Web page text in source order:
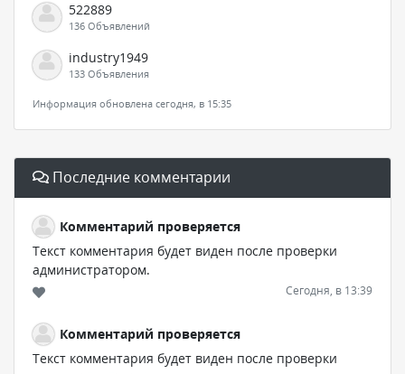
522889
136 Объявлений
industry1949
133 Объявления
Информация обновлена сегодня, в 15:35
Последние комментарии
Комментарий проверяется
Текст комментария будет виден после проверки
администратором.
Сегодня, в 13:39
Комментарий проверяется
Текст комментария будет виден после проверки